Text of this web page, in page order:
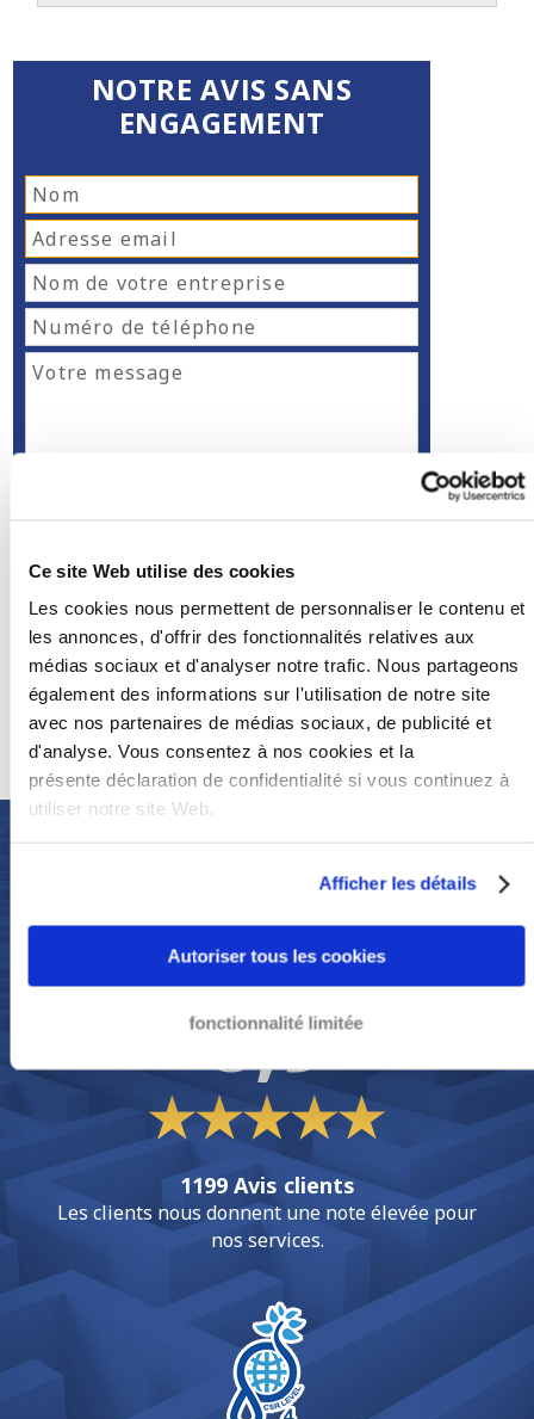
Ce site Web utilise des cookies
Les cookies nous permettent de personnaliser le contenu et
les annonces, d'offrir des fonctionnalités relatives aux
médias sociaux et d'analyser notre trafic. Nous partageons
également des informations sur l'utilisation de notre site
avec nos partenaires de médias sociaux, de publicité et
d'analyse. Vous consentez à nos cookies et la
présente déclaration de confidentialité si vous continuez à
utiliser notre site Web.
Afficher les détails
Autoriser tous les cookies
fonctionnalité limitée
NOTRE AVIS SANS
ENGAGEMENT
Envoyer le message
Adresse email
+32 (0)320 679 69
8,9
1199 Avis clients
Les clients nous donnent une note élevée pour
nos services.